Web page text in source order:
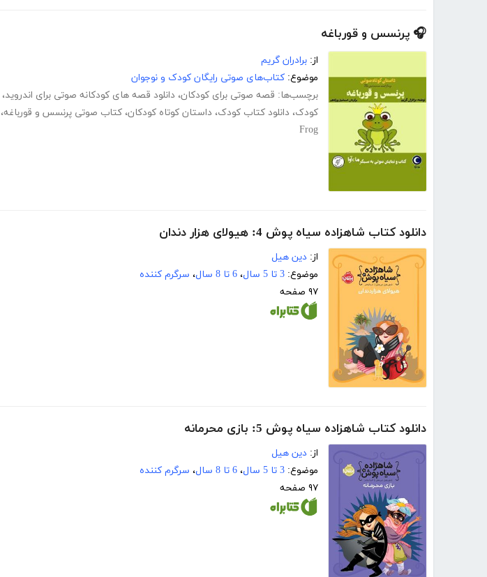
🎧 پرنسس و قورباغه
از: برادران گریم
موضوع: کتاب‌های صوتی رایگان کودک و نوجوان
برچسب‌ها: قصه صوتی برای کودکان، دانلود قصه های کودکانه صوتی برای اندروید،
کودک، دانلود کتاب کودک، داستان کوتاه کودکان، کتاب صوتی پرنسس و قورباغه،
Frog
دانلود کتاب شاهزاده سیاه پوش 4: هیولای هزار دندان
از: دین هیل
موضوع: 3 تا 5 سال ، 6 تا 8 سال ، سرگرم کننده
۹۷ صفحه
دانلود کتاب شاهزاده سیاه پوش 5: بازی محرمانه
از: دین هیل
موضوع: 3 تا 5 سال ، 6 تا 8 سال ، سرگرم کننده
۹۷ صفحه